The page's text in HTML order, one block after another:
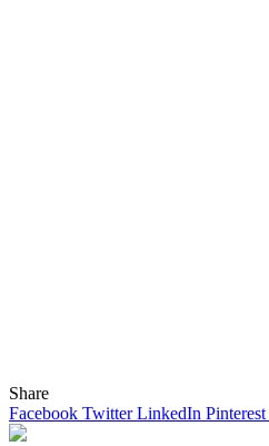
Share
Facebook Twitter LinkedIn Pinterest